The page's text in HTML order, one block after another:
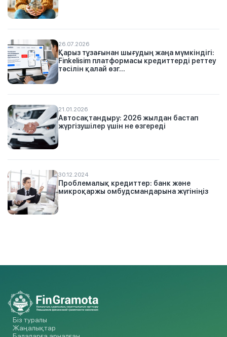
26.07.2026
Қарыз тұзағынан шығудың жаңа мүмкіндігі:
Finkelisim платформасы кредиттерді реттеу
тәсілін қалай өзг...
21.01.2026
Автосақтандыру: 2026 жылдан бастап
жүргізушілер үшін не өзгереді
30.12.2024
Проблемалық кредиттер: банк және
микроқаржы омбудсмандарына жүгініңіз
Біз туралы
Жаңалықтар